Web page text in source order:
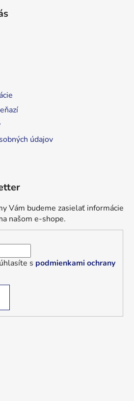
údajov
Vám budeme zasielať informácie
našom e-shope.
s podmienkami ochrany